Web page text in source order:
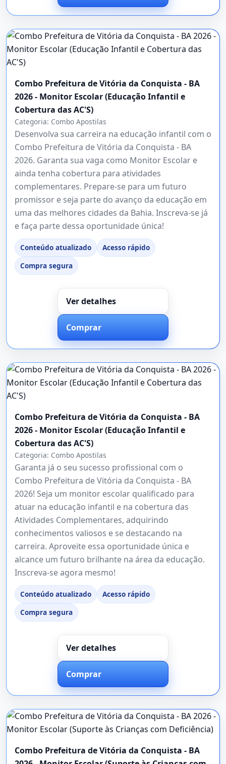
Combo Prefeitura de Vitória da Conquista - BA
2026 - Monitor Escolar (Educação Infantil e
Cobertura das AC'S)
Categoria: Combo Apostilas
Desenvolva sua carreira na educação infantil com o
Combo Prefeitura de Vitória da Conquista - BA
2026. Garanta sua vaga como Monitor Escolar e
ainda tenha cobertura para atividades
complementares. Prepare-se para um futuro
promissor e seja parte do avanço da educação em
uma das melhores cidades da Bahia. Inscreva-se já
e faça parte dessa oportunidade única!
Conteúdo atualizado
Acesso rápido
Compra segura
Ver detalhes
Comprar
Combo Prefeitura de Vitória da Conquista - BA
2026 - Monitor Escolar (Educação Infantil e
Cobertura das AC'S)
Categoria: Combo Apostilas
Garanta já o seu sucesso profissional com o
Combo Prefeitura de Vitória da Conquista - BA
2026! Seja um monitor escolar qualificado para
atuar na educação infantil e na cobertura das
Atividades Complementares, adquirindo
conhecimentos valiosos e se destacando na
carreira. Aproveite essa oportunidade única e
alcance um futuro brilhante na área da educação.
Inscreva-se agora mesmo!
Conteúdo atualizado
Acesso rápido
Compra segura
Ver detalhes
Comprar
Combo Prefeitura de Vitória da Conquista - BA